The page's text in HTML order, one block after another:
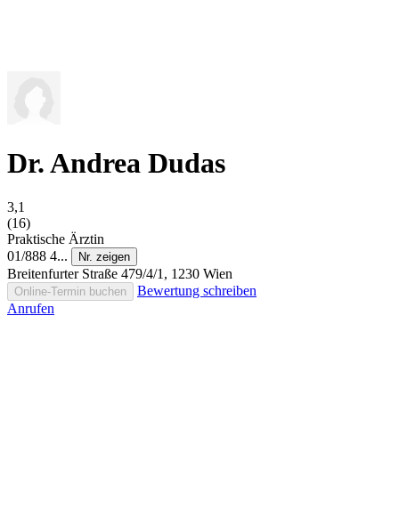
Dr. Andrea Dudas
3,1
(16)
Praktische Ärztin
01/888 4...
Nr. zeigen
Breitenfurter Straße 479/4/1, 1230 Wien
Online-Termin buchen
Bewertung schreiben
Anrufen